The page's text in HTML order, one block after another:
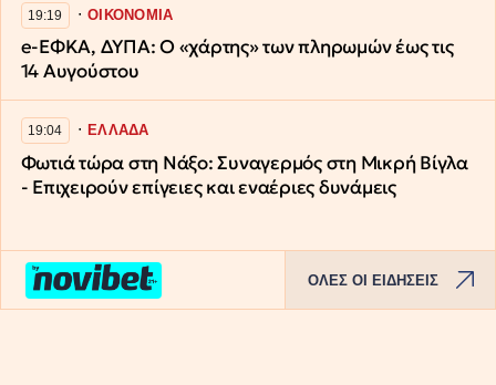
19:19 ∙ΟΙΚΟΝΟΜΙΑ
e-ΕΦΚΑ, ΔΥΠΑ: Ο «χάρτης» των πληρωμών έως τις
14 Αυγούστου
19:04 ∙ΕΛΛΑΔΑ
Φωτιά τώρα στη Νάξο: Συναγερμός στη Μικρή Βίγλα
- Επιχειρούν επίγειες και εναέριες δυνάμεις
ΟΛΕΣ ΟΙ ΕΙΔΗΣΕΙΣ